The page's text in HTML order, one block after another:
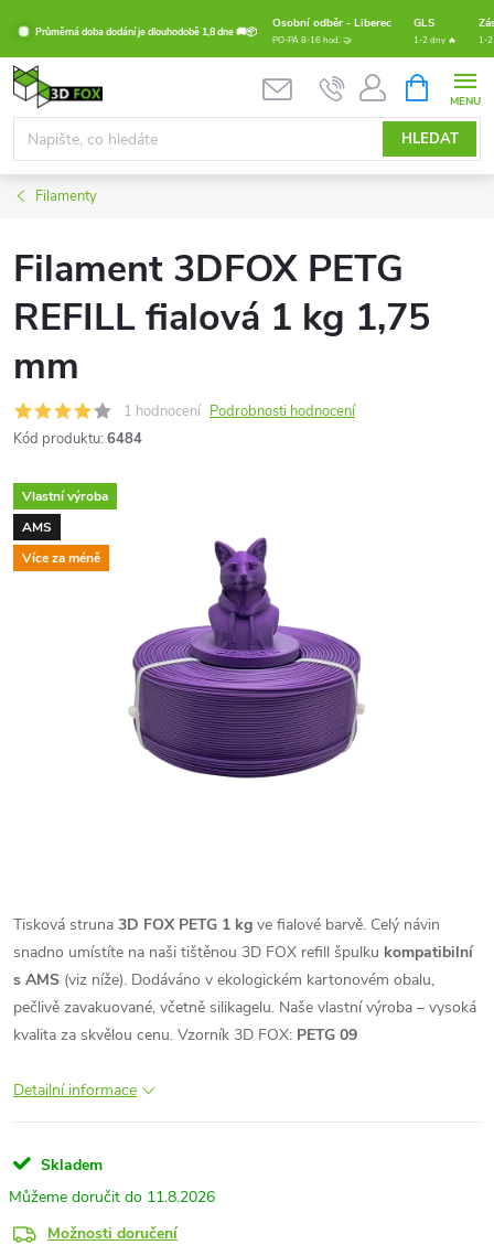
obsah
Průměrná doba dodání je dlouhodobě 1,8 dne 🚚📦
Osobní odběr - Liberec GLS
PO-PÁ 8-16 hod. 🤝 1-2 dny 🔥 1-
HLEDAT
NÁKUPNÍ
KOŠÍK
Filamenty
Filament 3DFOX PETG
REFILL fialová 1 kg 1,75
mm
1 hodnocení Podrobnosti hodnocení
Kód produktu: 6484
Vlastní výroba
AMS
Více za méně
Tisková struna 3D FOX PETG 1 kg ve fialové barvě. Celý návin
snadno umístíte na naši tištěnou 3D FOX refill špulku kompatibilní
s AMS (viz níže). Dodáváno v ekologickém kartonovém obalu,
pečlivě zavakuované, včetně silikagelu. Naše vlastní výroba – vysoká
kvalita za skvělou cenu. Vzorník 3D FOX: PETG 09
Detailní informace
Skladem
11.8.2026
Možnosti doručení